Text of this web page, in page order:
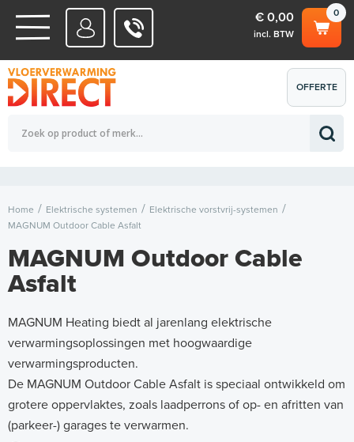
WATERSYSTEMEN
ELEKTRISCHE SYSTEMEN
0
€ 0,00
incl. BTW
Totaalbedrag (incl. BTW) € 0,00
OFFERTE
AANVRAGEN
Home Elektrische systemen
Elektrische vorstvrij-systemen
MAGNUM Outdoor Cable Asfalt
MAGNUM Outdoor Cable
Asfalt
MAGNUM Heating biedt al jarenlang elektrische
verwarmingsoplossingen met hoogwaardige
verwarmingsproducten.
De MAGNUM Outdoor Cable Asfalt is speciaal ontwikkeld om
grotere oppervlaktes, zoals laadperrons of op- en afritten van
(parkeer-) garages te verwarmen.